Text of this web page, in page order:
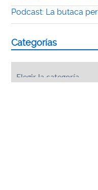
Podcast: La butaca
Categorías